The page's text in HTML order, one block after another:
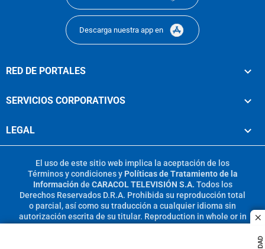
Descarga nuestra app en
RED DE PORTALES
SERVICIOS CORPORATIVOS
LEGAL
El uso de este sitio web implica la aceptación de los
Términos y condicionesy Políticas de Tratamiento de la
Información de CARACOL TELEVISIÓN S.A. Todos los
Derechos Reservados D.R.A. Prohibida su reproducción total
o parcial, así como su traducción a cualquier idioma sin
autorización escrita de su titular. Reproduction in whole or in